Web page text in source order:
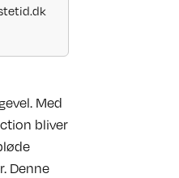
Med
bliver
Denne